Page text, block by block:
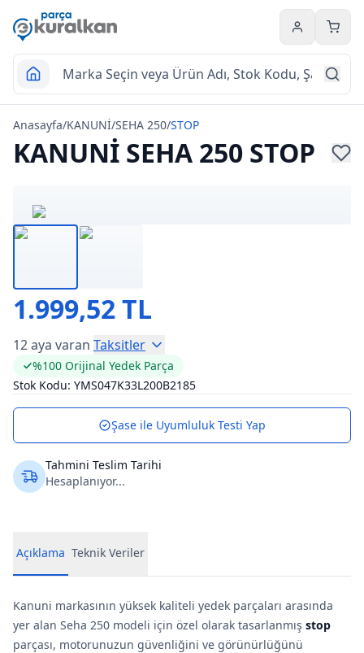
Hesabım
Anasayfa/KANUNİ/SEHA 250/STOP
KANUNİ SEHA 250 STOP
1.999,52 TL
12 aya varan Taksitler
%100 Orijinal Yedek Parça
Stok Kodu: YMS047K33L200B2185
Şase ile Uyumluluk Testi Yap
Tahmini Teslim Tarihi
Hesaplanıyor...
Açıklama Teknik Veriler
Kanuni markasının yüksek kaliteli yedek parçaları arasında
yer alan Seha 250 modeli için özel olarak tasarlanmış stop
parçası, motorunuzun güvenliğini ve görünürlüğünü